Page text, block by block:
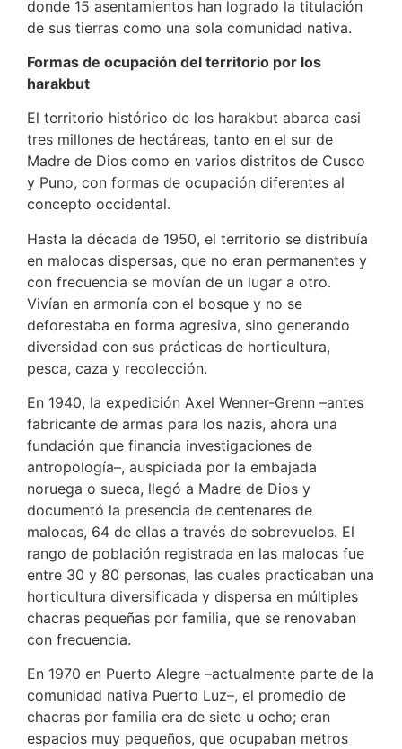
donde 15 asentamientos han logrado la titulación
de sus tierras como una sola comunidad nativa.
Formas de ocupación del territorio por los
harakbut
El territorio histórico de los harakbut abarca casi
tres millones de hectáreas, tanto en el sur de
Madre de Dios como en varios distritos de Cusco
y Puno, con formas de ocupación diferentes al
concepto occidental.
Hasta la década de 1950, el territorio se distribuía
en malocas dispersas, que no eran permanentes y
con frecuencia se movían de un lugar a otro.
Vivían en armonía con el bosque y no se
deforestaba en forma agresiva, sino generando
diversidad con sus prácticas de horticultura,
pesca, caza y recolección.
En 1940, la expedición Axel Wenner-Grenn –antes
fabricante de armas para los nazis, ahora una
fundación que financia investigaciones de
antropología–, auspiciada por la embajada
noruega o sueca, llegó a Madre de Dios y
documentó la presencia de centenares de
malocas, 64 de ellas a través de sobrevuelos. El
rango de población registrada en las malocas fue
entre 30 y 80 personas, las cuales practicaban una
horticultura diversificada y dispersa en múltiples
chacras pequeñas por familia, que se renovaban
con frecuencia.
En 1970 en Puerto Alegre –actualmente parte de la
comunidad nativa Puerto Luz–, el promedio de
chacras por familia era de siete u ocho; eran
espacios muy pequeños, que ocupaban metros